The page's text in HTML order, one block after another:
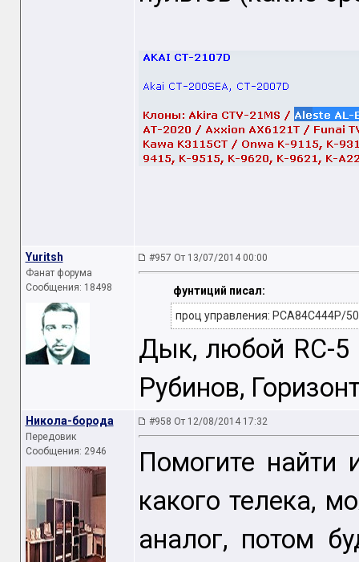
Yuritsh
Фанат форума
Сообщения: 18498
#957 От 13/07/2014 00:00
фунтиций писал:
проц управления: PCA84C444P/
Дык, любой RC-5
Рубинов,
Никола-борода
Передовик
Сообщения: 2946
#958 От 12/08/2014 17:32
Помогите найти
какого телека,
аналог, потом